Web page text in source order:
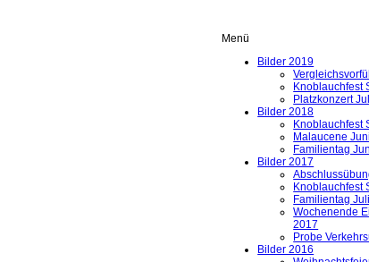
Menü
Bilder 2019
Knoblauchfest
Platzkonzert
Bilder 2018
Knoblauchfest
Malaucene
Familientag
Bilder 2017
Knoblauchfest
Familientag
Wochenende
2017
Probe
Bilder 2016